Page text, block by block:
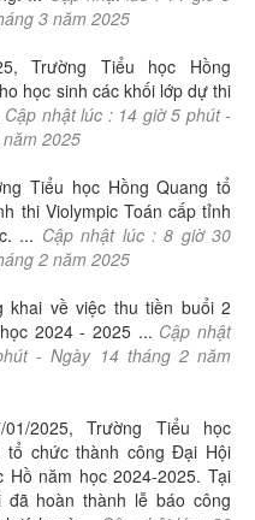
3 năm 2025
Trường Tiểu học Hồng
học sinh các khối lớp dự thi
Cập nhật lúc : 14 giờ 5 phút -
năm 2025
Tiểu học Hồng Quang tổ
thi Violympic Toán cấp tỉnh
... Cập nhật lúc : 8 giờ 30
2 năm 2025
khai về việc thu tiền buổi 2
2024 - 2025 ... Cập nhật
- Ngày 14 tháng 2 năm
2025, Trường Tiểu học
tổ chức thành công Đại Hội
Hồ năm học 2024-2025. Tại
hoàn thành lễ báo công